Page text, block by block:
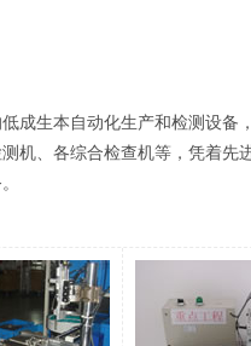
成生本自动化生产和检测设备
机、各综合检查机等，凭着先